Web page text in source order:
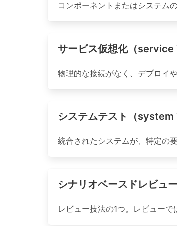
コンポーネントまたはシステム
サービス仮想化（service
物理的な接続がなく、デプロイ
システムテスト（system
統合されたシステムが、特定の
シナリオベースドレビュ
レビュー技法の1つ。レビューで